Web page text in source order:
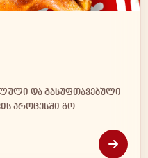
და გასუფთავებული
პროცესში გო…